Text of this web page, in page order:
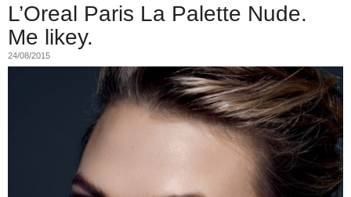
L’Oreal Paris La Palette Nude.
Me likey.
24/08/2015